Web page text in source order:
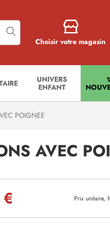
Choisir votre magasin
UNIVERS
ENFANT
POIGNEE
AVEC
Prix unitaire,